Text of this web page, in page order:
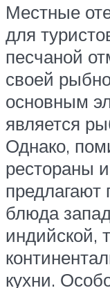
Местные
для
песчаной
своей
основным
является
Однако,
рестораны
предлагают
блюда
индийской,
кухни.